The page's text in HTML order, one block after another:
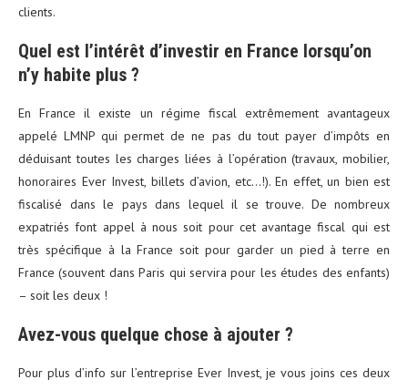
clients.
Quel est l’intérêt d’investir en France lorsqu’on
n’y habite plus ?
En France il existe un régime fiscal extrêmement avantageux
appelé LMNP qui permet de ne pas du tout payer d’impôts en
déduisant toutes les charges liées à l’opération (travaux, mobilier,
honoraires Ever Invest, billets d’avion, etc…!). En effet, un bien est
fiscalisé dans le pays dans lequel il se trouve. De nombreux
expatriés font appel à nous soit pour cet avantage fiscal qui est
très spécifique à la France soit pour garder un pied à terre en
France (souvent dans Paris qui servira pour les études des enfants)
– soit les deux !
Avez-vous quelque chose à ajouter ?
Pour plus d’info sur l’entreprise Ever Invest, je vous joins ces deux